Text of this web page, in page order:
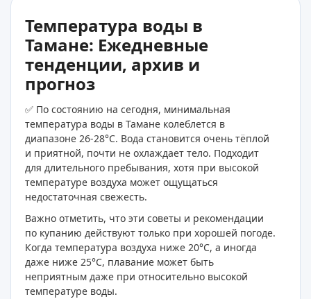
Температура воды в
Тамане: Ежедневные
тенденции, архив и
прогноз
✅ По состоянию на сегодня, минимальная
температура воды в Тамане колеблется в
диапазоне 26-28°C. Вода становится очень тёплой
и приятной, почти не охлаждает тело. Подходит
для длительного пребывания, хотя при высокой
температуре воздуха может ощущаться
недостаточная свежесть.
Важно отметить, что эти советы и рекомендации
по купанию действуют только при хорошей погоде.
Когда температура воздуха ниже 20°C, а иногда
даже ниже 25°C, плавание может быть
неприятным даже при относительно высокой
температуре воды.